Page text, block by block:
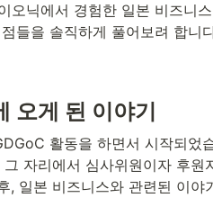
오닉에서 경험한 일본 비즈니
들을 솔직하게 풀어보려 합니
오게 된 이야기
활동을 하면서 시작되었
그 자리에서 심사위원이자 후
, 일본 비즈니스와 관련된 이